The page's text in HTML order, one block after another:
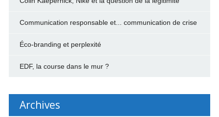
Communication responsable et... communication de crise
Éco-branding et perplexité
EDF, la course dans le mur ?
Archives